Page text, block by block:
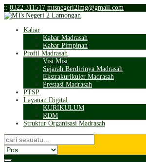
:: 0322 311517 mtsnegeri2lmg@gmail.com
Kabar
Kabar Madrasah
Kabar Pimpinan
Profil Madrasah
Visi Misi
Sejarah Berdirinya Madrasah
Ekstrakurikuler Madrasah
Prestasi Madrasah
PTSP
Layanan Digital
KURIKULUM
RDM
Struktur Organisasi Madrasah